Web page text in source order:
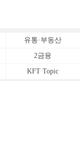
유통·부동산
2금융
KFT Topic